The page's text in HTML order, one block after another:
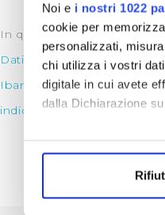
Noi e i nostri 1022
cookie per
personalizzati,
chi utilizza i vostri
digitale in cui avete
dalla Dichiarazione
Identificare il
digitali).
In questa sezione è
Dati sui pagamenti
Iban e pagamenti
indicatori di tempestività